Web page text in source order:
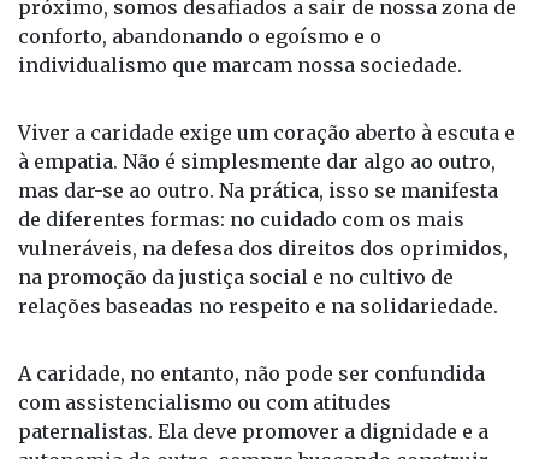
conversão pessoal e social. Ao praticar o amor ao
próximo, somos desafiados a sair de nossa zona de
conforto, abandonando o egoísmo e o
Viver a caridade exige um coração aberto à escuta e
à empatia. Não é simplesmente dar algo ao outro,
mas dar-se ao outro. Na prática, isso se manifesta
de diferentes formas: no cuidado com os mais
vulneráveis, na defesa dos direitos dos oprimidos,
na promoção da justiça social e no cultivo de
A caridade, no entanto, não pode ser confundida
com assistencialismo ou com atitudes